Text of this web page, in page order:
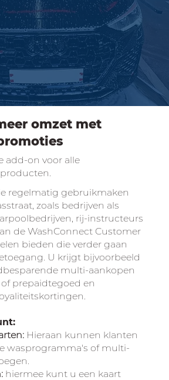
omzet met
add-on voor alle
regelmatig gebruikmaken
zoals bedrijven als
rij-instructeurs
de WashConnect Customer
bieden die verder gaan
U krijgt bijvoorbeeld
multi-aankopen
prepaidtegoed en
Hieraan kunnen klanten
wasprogramma's of multi-
hiermee kunt u een kaart